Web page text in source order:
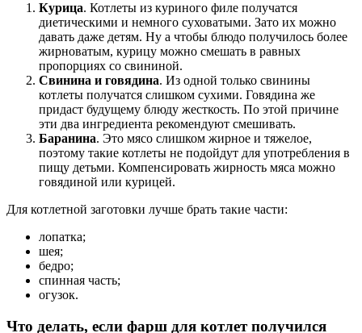
Курица. Котлеты из куриного филе получатся
диетическими и немного суховатыми. Зато их можно
давать даже детям. Ну а чтобы блюдо получилось более
жирноватым, курицу можно смешать в равных
пропорциях со свининой.
Свинина и говядина. Из одной только свинины
котлеты получатся слишком сухими. Говядина же
придаст будущему блюду жесткость. По этой причине
эти два ингредиента рекомендуют смешивать.
Баранина. Это мясо слишком жирное и тяжелое,
поэтому такие котлеты не подойдут для употребления в
пищу детьми. Компенсировать жирность мяса можно
говядиной или курицей.
Для котлетной заготовки лучше брать такие части:
лопатка;
шея;
бедро;
спинная часть;
огузок.
Что делать, если фарш для котлет получился